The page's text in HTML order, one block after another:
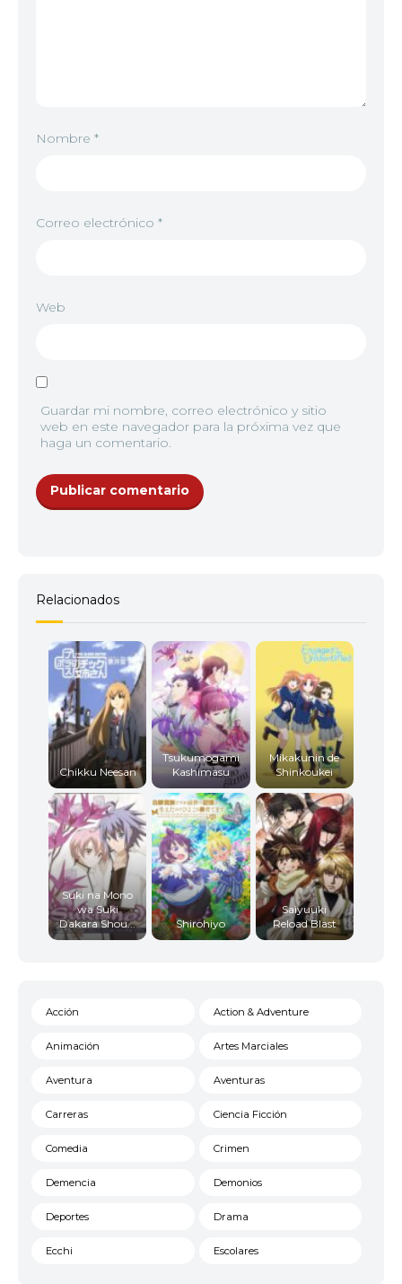
Nombre *
Correo electrónico *
Web
Guardar mi nombre, correo electrónico y sitio
web en este navegador para la próxima vez que
haga un comentario.
Relacionados
Chikku Neesan
Tsukumogami
Kashimasu
Mikakunin de
Shinkoukei
Suki na Mono
wa Suki
Dakara Shou...
Shirohiyo
Saiyuuki
Reload Blast
Acción Action & Adventure
Animación Artes Marciales
Aventura Aventuras
Carreras Ciencia Ficción
Comedia Crimen
Demencia Demonios
Deportes Drama
Ecchi Escolares